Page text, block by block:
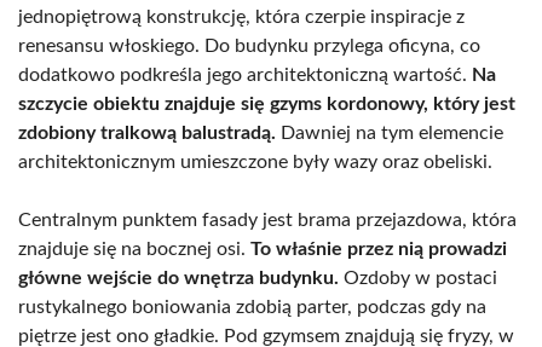
jednopiętrową konstrukcję, która czerpie inspiracje z
renesansu włoskiego. Do budynku przylega oficyna, co
dodatkowo podkreśla jego architektoniczną wartość. Na
szczycie obiektu znajduje się gzyms kordonowy, który jest
zdobiony tralkową balustradą. Dawniej na tym elemencie
architektonicznym umieszczone były wazy oraz obeliski.
Centralnym punktem fasady jest brama przejazdowa, która
znajduje się na bocznej osi. To właśnie przez nią prowadzi
główne wejście do wnętrza budynku. Ozdoby w postaci
rustykalnego boniowania zdobią parter, podczas gdy na
piętrze jest ono gładkie. Pod gzymsem znajdują się fryzy, w